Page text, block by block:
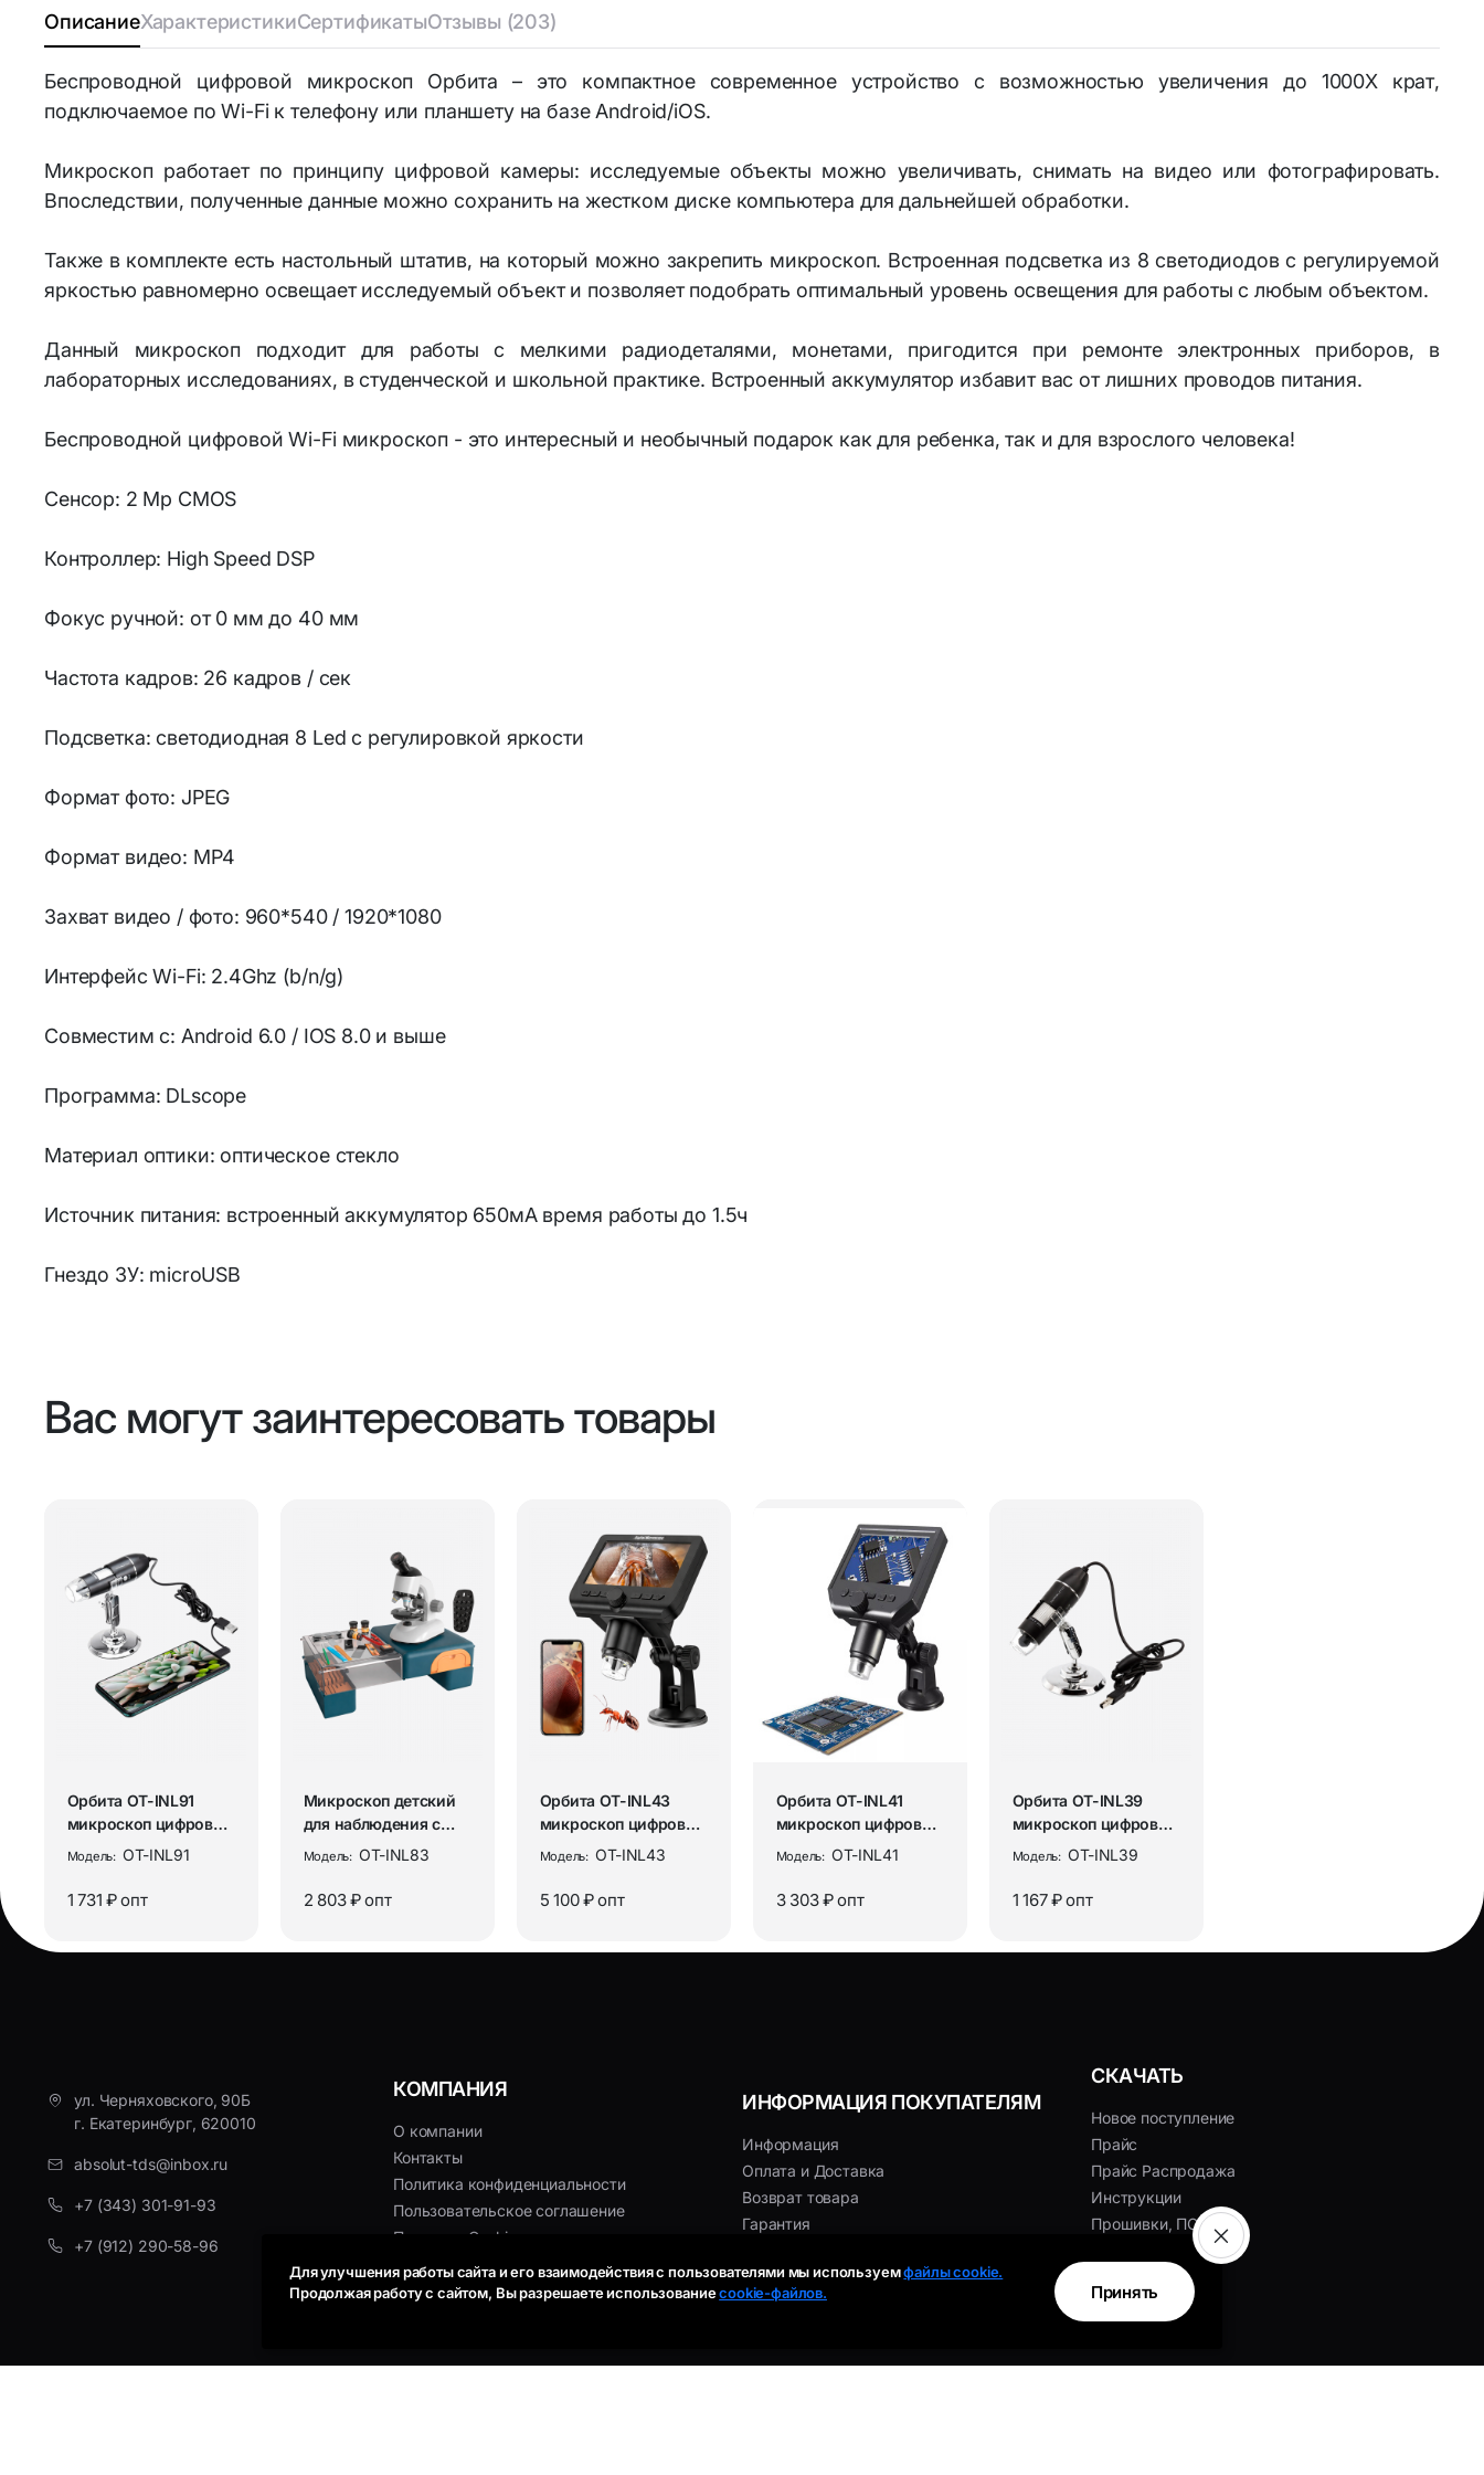
Bluetooth-адаптеры
Wi-Fi адаптеры и аксессуары
Элементы питания и
аккумуляторы
18650/14500/16340/21700/26650
Аккумуляторы R3 и R6
Личная гигиена и уход
для ТВ
ОписаниеХарактеристикиСертификатыОтзывы (203)
Беспроводной цифровой микроскоп Орбита – это компактное современное устройство с возможностью увеличения до 1000Х крат,
подключаемое по Wi-Fi к телефону или планшету на базе Android/iOS.
Микроскоп работает по принципу цифровой камеры: исследуемые объекты можно увеличивать, снимать на видео или фотографировать.
Впоследствии, полученные данные можно сохранить на жестком диске компьютера для дальнейшей обработки.
Также в комплекте есть настольный штатив, на который можно закрепить микроскоп. Встроенная подсветка из 8 светодиодов с регулируемой
яркостью равномерно освещает исследуемый объект и позволяет подобрать оптимальный уровень освещения для работы с любым объектом.
Данный микроскоп подходит для работы с мелкими радиодеталями, монетами, пригодится при ремонте электронных приборов, в
лабораторных исследованиях, в студенческой и школьной практике. Встроенный аккумулятор избавит вас от лишних проводов питания.
Беспроводной цифровой Wi-Fi микроскоп - это интересный и необычный подарок как для ребенка, так и для взрослого человека!
Сенсор: 2 Мр CMOS
Контроллер: High Speed DSP
Фокус ручной: от 0 мм до 40 мм
Частота кадров: 26 кадров / сек
Подсветка: светодиодная 8 Led с регулировкой яркости
Формат фото: JPEG
Формат видео: MP4
Захват видео / фото: 960*540 / 1920*1080
Интерфейс Wi-Fi: 2.4Ghz (b/n/g)
Совместим с: Android 6.0 / IOS 8.0 и выше
Программа: DLscope
Материал оптики: оптическое стекло
Источник питания: встроенный аккумулятор 650мА время работы до 1.5ч
Гнездо ЗУ: microUSB
Вас могут заинтересовать товары
Орбита OT-INL91
микроскоп цифровой
(1600X)
Модель: OT-INL91
1 731 ₽опт
Микроскоп детский
для наблюдения с
кейсом в виде
Модель: OT-INL83
2 803 ₽опт
Орбита OT-INL43
микроскоп цифровой
(1000X)
Модель: OT-INL43
5 100 ₽опт
Орбита OT-INL41
микроскоп цифровой
(600X)
Модель: OT-INL41
3 303 ₽опт
Орбита OT-INL39
микроскоп цифровой
(500X)
Модель: OT-INL39
1 167 ₽опт
ул. Черняховского, 90Б
г. Екатеринбург, 620010
absolut-tds@inbox.ru
+7 (343) 301-91-93
+7 (912) 290-58-96
КОМПАНИЯ
О компании
Контакты
Политика конфиденциальности
Пользовательское соглашение
Политика Cookies
ИНФОРМАЦИЯ ПОКУПАТЕЛЯМ
Информация
Оплата и Доставка
Возврат товара
Гарантия
СКАЧАТЬ
Новое поступление
Прайс
Прайс Распродажа
Инструкции
Прошивки, ПО
Для улучшения работы сайта и его взаимодействия с пользователями мы используемфайлы cookie.
Продолжая работу с сайтом, Вы разрешаете использованиеcookie-файлов. Принять